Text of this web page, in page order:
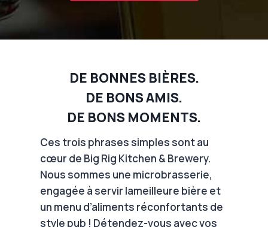
DE BONNES BIÈRES.
DE BONS AMIS.
DE BONS MOMENTS.
Ces trois phrases simples sont au
cœur de Big Rig Kitchen & Brewery.
Nous sommes une microbrasserie,
engagée à servir lameilleure bière et
un menu d’aliments réconfortants de
style pub ! Détendez-vous avec vos